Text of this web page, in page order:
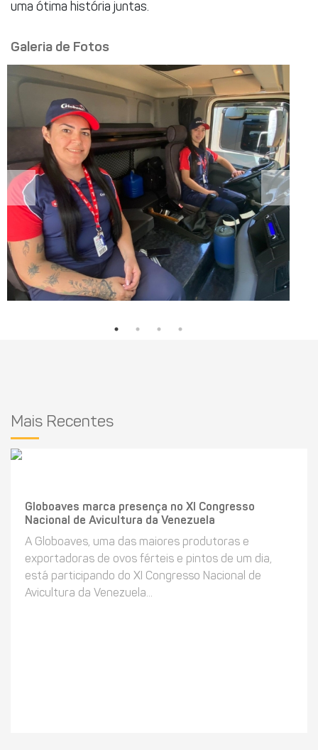
uma ótima história juntas.
Galeria de Fotos
Mais Recentes
Globoaves marca presença no XI Congresso
Nacional de Avicultura da Venezuela
A Globoaves, uma das maiores produtoras e
exportadoras de ovos férteis e pintos de um dia,
está participando do XI Congresso Nacional de
Avicultura da Venezuela...